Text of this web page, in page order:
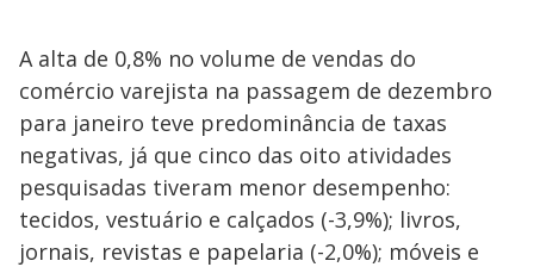
A alta de 0,8% no volume de vendas do
comércio varejista na passagem de dezembro
para janeiro teve predominância de taxas
negativas, já que cinco das oito atividades
pesquisadas tiveram menor desempenho:
tecidos, vestuário e calçados (-3,9%); livros,
jornais, revistas e papelaria (-2,0%); móveis e